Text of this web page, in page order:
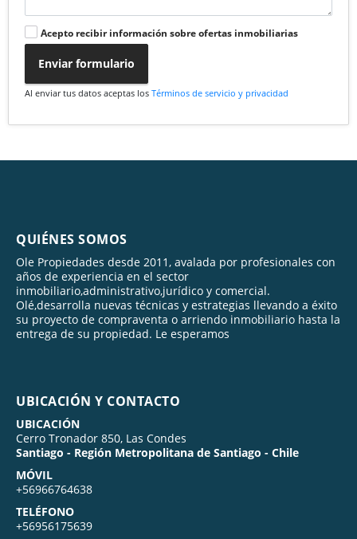
Acepto recibir información sobre ofertas inmobiliarias
Enviar formulario
Al enviar tus datos aceptas los Términos de servicio y privacidad
QUIÉNES SOMOS
Ole Propiedades desde 2011, avalada por profesionales con
años de experiencia en el sector
inmobiliario,administrativo,jurídico y comercial.
Olé,desarrolla nuevas técnicas y estrategias llevando a éxito
su proyecto de compraventa o arriendo inmobiliario hasta la
entrega de su propiedad. Le esperamos
UBICACIÓN Y CONTACTO
UBICACIÓN
Cerro Tronador 850, Las Condes
Santiago - Región Metropolitana de Santiago - Chile
MÓVIL
+56966764638
TELÉFONO
+56956175639